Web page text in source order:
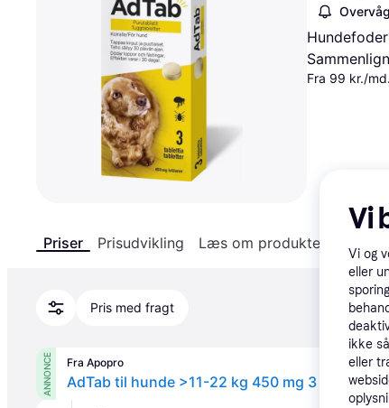
Hundefoder
Fra 99 kr./
Priser Prisudvikling Læs om produktet
Pris med fragt
ANNONCE Fra Apopro
Vi
Vi og
eller
ikke
eller